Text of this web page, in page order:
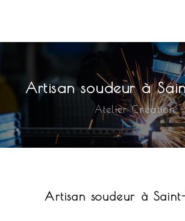
Artisan soudeur à
Atelier Création
Artisan soudeur à